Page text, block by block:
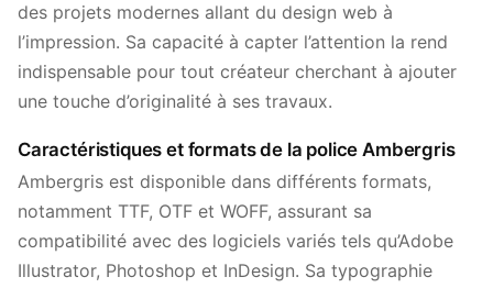
des projets modernes allant du design web à
l’impression. Sa capacité à capter l’attention la rend
indispensable pour tout créateur cherchant à ajouter
une touche d’originalité à ses travaux.
Caractéristiques et formats de la police Ambergris
Ambergris est disponible dans différents formats,
notamment TTF, OTF et WOFF, assurant sa
compatibilité avec des logiciels variés tels qu’Adobe
Illustrator, Photoshop et InDesign. Sa typographie